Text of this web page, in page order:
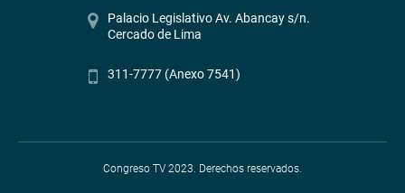
Palacio Legislativo Av. Abancay s/n.
Cercado de Lima
311-7777 (Anexo 7541)
Congreso TV 2023. Derechos reservados.